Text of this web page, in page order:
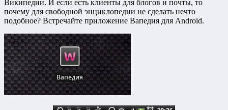
Википедии. И если есть клиенты для блогов и почты, то
почему для свободной энциклопедии не сделать нечто
подобное? Встречайте приложение Вапедия для Android.